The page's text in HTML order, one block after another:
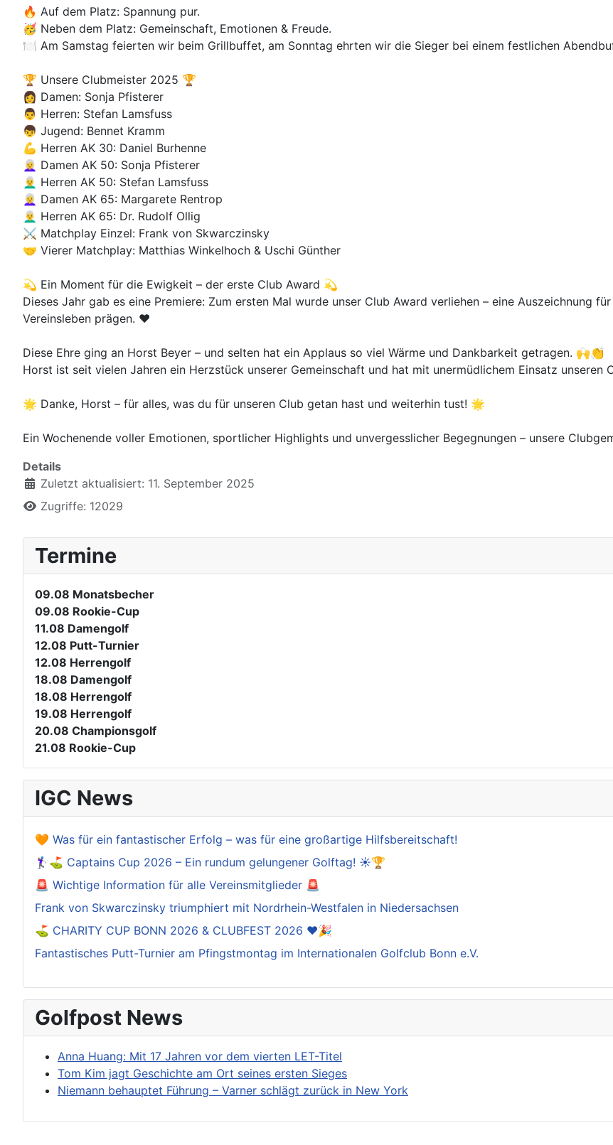
🔥 Auf dem Platz: Spannung pur.
🥳 Neben dem Platz: Gemeinschaft, Emotionen & Freude.
🍽️ Am Samstag feierten wir beim Grillbuffet, am Sonntag ehrten wir die Sieger bei einem festlichen
🏆 Unsere Clubmeister 2025 🏆
👩 Damen: Sonja Pfisterer
👨 Herren: Stefan Lamsfuss
👦 Jugend: Bennet Kramm
💪 Herren AK 30: Daniel Burhenne
👩‍🦳 Damen AK 50: Sonja Pfisterer
👨‍🦳 Herren AK 50: Stefan Lamsfuss
👩‍🦳 Damen AK 65: Margarete Rentrop
👨‍🦳 Herren AK 65: Dr. Rudolf Ollig
⚔️ Matchplay Einzel: Frank von Skwarczinsky
🤝 Vierer Matchplay: Matthias Winkelhoch & Uschi Günther
💫 Ein Moment für die Ewigkeit – der erste Club Award 💫
Dieses Jahr gab es eine Premiere: Zum ersten Mal wurde unser Club Award verliehen – eine Auszeichnung
Vereinsleben prägen. ❤️
Diese Ehre ging an Horst Beyer – und selten hat ein Applaus so viel Wärme und Dankbarkeit getragen. 🙌👏
Horst ist seit vielen Jahren ein Herzstück unserer Gemeinschaft und hat mit unermüdlichem Einsatz
🌟 Danke, Horst – für alles, was du für unseren Club getan hast und weiterhin tust! 🌟
Ein Wochenende voller Emotionen, sportlicher Highlights und unvergesslicher Begegnungen – unsere
Details
Zuletzt aktualisiert: 11. September 2025
Zugriffe: 12029
Termine
09.08 Monatsbecher
09.08 Rookie-Cup
11.08 Damengolf
12.08 Putt-Turnier
12.08 Herrengolf
18.08 Damengolf
18.08 Herrengolf
19.08 Herrengolf
20.08 Championsgolf
21.08 Rookie-Cup
IGC News
🧡 Was für ein fantastischer Erfolg – was für eine großartige Hilfsbereitschaft!
🏌️‍♀️⛳ Captains Cup 2026 – Ein rundum gelungener Golftag! ☀️🏆
🚨 Wichtige Information für alle Vereinsmitglieder 🚨
Frank von Skwarczinsky triumphiert mit Nordrhein-Westfalen in Niedersachsen
⛳️ CHARITY CUP BONN 2026 & CLUBFEST 2026 ❤️🎉
Fantastisches Putt-Turnier am Pfingstmontag im Internationalen Golfclub Bonn e.V.
Golfpost News
Anna Huang: Mit 17 Jahren vor dem vierten LET-Titel
Tom Kim jagt Geschichte am Ort seines ersten Sieges
Niemann behauptet Führung – Varner schlägt zurück in New York